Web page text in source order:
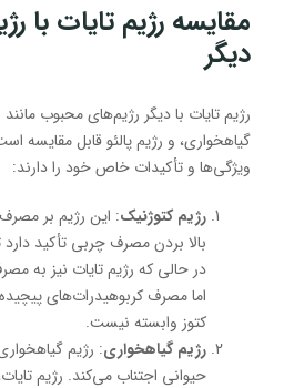
مقایسه رژیم تایات با
دیگر
رژیم تایات با دیگر رژیم‌های محبوب
گیاهخواری، و رژیم پالئو قابل مقایسه
ویژگی‌ها و تأکیدات خاص خود را دارند:
رژیم کتوژنیک: این رژیم بر
بالا بردن مصرف چربی تأکید دارد
در حالی که رژیم تایات نیز به
اما مصرف کربوهیدرات‌های
کتوز وابسته نیست.
رژیم گیاهخواری: رژیم
حیوانی اجتناب می‌کند. رژیم